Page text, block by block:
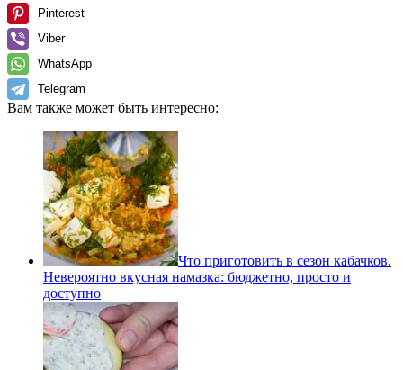
Pinterest
Viber
WhatsApp
Telegram
Вам также может быть интересно:
Что приготовить в сезон кабачков.
Невероятно вкусная намазка: бюджетно, просто и
доступно